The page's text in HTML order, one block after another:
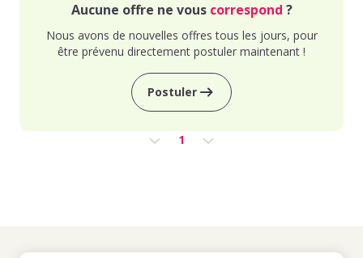
Aucune offre ne vous correspond ?
Nous avons de nouvelles offres tous les jours, pour
être prévenu directement postuler maintenant !
Postuler
1